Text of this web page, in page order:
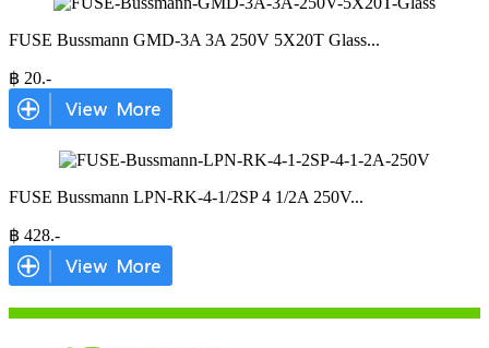
FUSE Bussmann GMD-3A 3A 250V 5X20T Glass...
฿ 20.-
FUSE Bussmann LPN-RK-4-1/2SP 4 1/2A 250V...
฿ 428.-